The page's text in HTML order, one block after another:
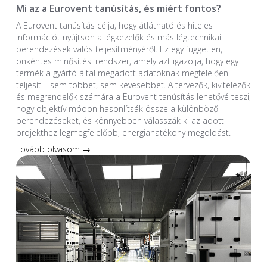
Mi az a Eurovent tanúsítás, és miért fontos?
A Eurovent tanúsítás célja, hogy átlátható és hiteles
információt nyújtson a légkezelők és más légtechnikai
berendezések valós teljesítményéről. Ez egy független,
önkéntes minősítési rendszer, amely azt igazolja, hogy egy
termék a gyártó által megadott adatoknak megfelelően
teljesít – sem többet, sem kevesebbet. A tervezők, kivitelezők
és megrendelők számára a Eurovent tanúsítás lehetővé teszi,
hogy objektív módon hasonlítsák össze a különböző
berendezéseket, és könnyebben válasszák ki az adott
projekthez legmegfelelőbb, energiahatékony megoldást.
Tovább olvasom →